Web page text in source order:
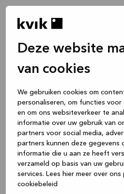
Deze website
van cookies
We gebruiken cookies om
personaliseren, om functies voor
en om ons websiteverkeer te
informatie over uw gebruik van
partners voor social media,
partners kunnen deze gegevens
informatie die u aan ze heeft
verzameld op basis van uw
services. Lees hier meer over ons
cookiebeleid